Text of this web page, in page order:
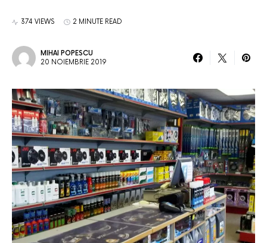
374 VIEWS 2 MINUTE READ
MIHAI POPESCU
20 NOIEMBRIE 2019